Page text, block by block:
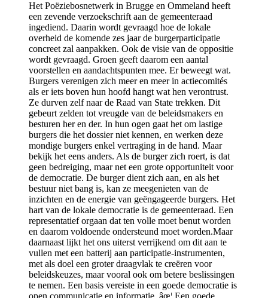
Het Poëziebosnetwerk in Brugge en Ommeland heeft
een zevende verzoekschrift aan de gemeenteraad
ingediend. Daarin wordt gevraagd hoe de lokale
overheid de komende zes jaar de burgerparticipatie
concreet zal aanpakken. Ook de visie van de oppositie
wordt gevraagd. Groen geeft daarom een aantal
voorstellen en aandachtspunten mee. Er beweegt wat.
Burgers verenigen zich meer en meer in actiecomités
als er iets boven hun hoofd hangt wat hen verontrust.
Ze durven zelf naar de Raad van State trekken. Dit
gebeurt zelden tot vreugde van de beleidsmakers en
besturen her en der. In hun ogen gaat het om lastige
burgers die het dossier niet kennen, en werken deze
mondige burgers enkel vertraging in de hand. Maar
bekijk het eens anders. Als de burger zich roert, is dat
geen bedreiging, maar net een grote opportuniteit voor
de democratie. De burger dient zich aan, en als het
bestuur niet bang is, kan ze meegenieten van de
inzichten en de energie van geëngageerde burgers. Het
hart van de lokale democratie is de gemeenteraad. Een
representatief orgaan dat ten volle moet benut worden
en daarom voldoende ondersteund moet worden.Maar
daarnaast lijkt het ons uiterst verrijkend om dit aan te
vullen met een batterij aan participatie-instrumenten,
met als doel een groter draagvlak te creëren voor
beleidskeuzes, maar vooral ook om betere beslissingen
te nemen. Een basis vereiste in een goede democratie is